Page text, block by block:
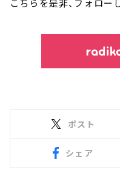
こちらを是非、フォロー
ポスト
シェア